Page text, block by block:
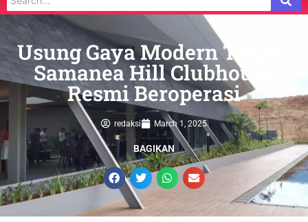
Usung Gaya Modern Tropis,
Samanea Hill Clubhouse
Resmi Beroperasi
redaksi March 1, 2025
BAGIKAN